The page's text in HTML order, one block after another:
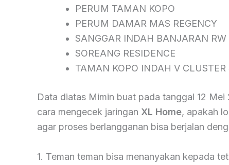
PERUM TAMAN KOPO
PERUM DAMAR MAS REGENCY
SANGGAR INDAH BANJARAN RW
SOREANG RESIDENCE
TAMAN KOPO INDAH V CLUSTER
Data diatas Mimin buat pada tanggal 12 Mei
cara mengecek jaringan XL Home, apakah
agar proses berlangganan bisa berjalan
1. Teman teman bisa menanyakan kepada